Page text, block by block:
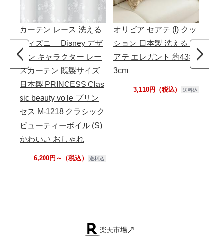
カーテン レース 洗える
ディズニー Disney デザ
イン キャラクター レー
スカーテン 既製サイズ
日本製 PRINCESS Clas
sic beauty voile プリン
セス M-1218 クラシック
ビューティーボイル (S)
かわいい おしゃれ
6,200円～（税込） 送料込
オリビア セアテ (I) クッ
ション 日本製 洗える セ
アテ エレガント 約43×4
3cm
3,110円（税込） 送料込
約
楽天市場